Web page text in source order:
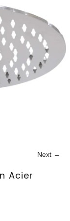
Next →
Acier